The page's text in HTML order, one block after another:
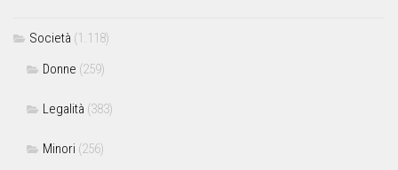
Società (1.118)
Donne (259)
Legalità (383)
Minori (256)